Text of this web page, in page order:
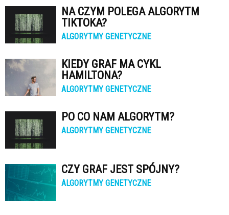
NA CZYM POLEGA ALGORYTM
TIKTOKA?
ALGORYTMY GENETYCZNE
KIEDY GRAF MA CYKL
HAMILTONA?
ALGORYTMY GENETYCZNE
PO CO NAM ALGORYTM?
ALGORYTMY GENETYCZNE
CZY GRAF JEST SPÓJNY?
ALGORYTMY GENETYCZNE